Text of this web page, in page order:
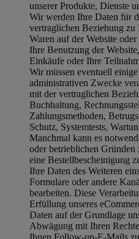
unserer Produkte, Dienste
Wir werden Ihre Daten für
vertraglichen Beziehung
Waren auf der Website
Ihre Benutzung der
Einkäufe oder Ihre
Wir müssen eventuell
administrativen Zwecke
mit der vertraglichen
Buchhaltung,
Zahlungsmethoden,
Schutz, Systemtests,
Manchmal kann es
oder betrieblichen
eine Bestellbescheinigung
Ihre Daten des Weiteren
Formulare oder andere
bearbeiten. Diese
Erfüllung unseres
Daten auf der Grundlage
Abwägung mit Ihren
Ihnen Follow-up-E-Mails